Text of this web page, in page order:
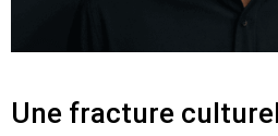
Une fracture